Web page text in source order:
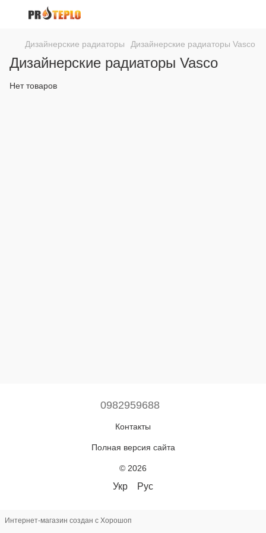
Дизайнерские радиаторы Дизайнерские радиаторы Vasco
Дизайнерские радиаторы Vasco
Нет товаров
0982959688
Контакты
Полная версия сайта
© 2026
Укр Рус
Интернет-магазин создан с Хорошоп